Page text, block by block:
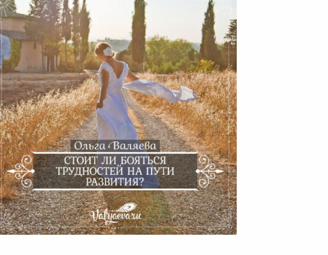
Стоит Ли Бояться Трудностей
На Пути Развития?